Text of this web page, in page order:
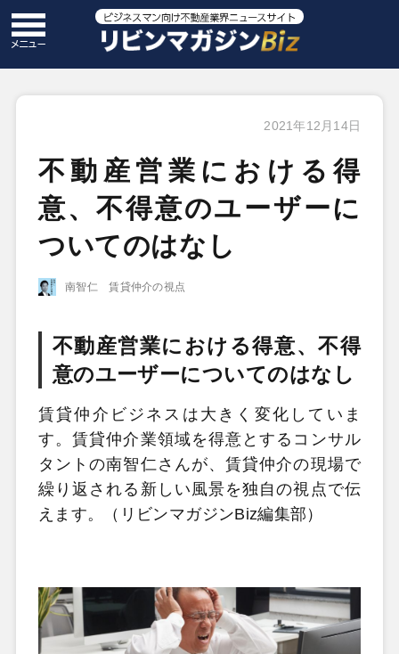
2021年12月14日
不動産営業における得
意、不得意のユーザーに
ついてのはなし
南智仁 賃貸仲介の視点
不動産営業における得意、不得
意のユーザーについてのはなし
賃貸仲介ビジネスは大きく変化していま
す。賃貸仲介業領域を得意とするコンサル
タントの南智仁さんが、賃貸仲介の現場で
繰り返される新しい風景を独自の視点で伝
えます。（リビンマガジンBiz編集部）